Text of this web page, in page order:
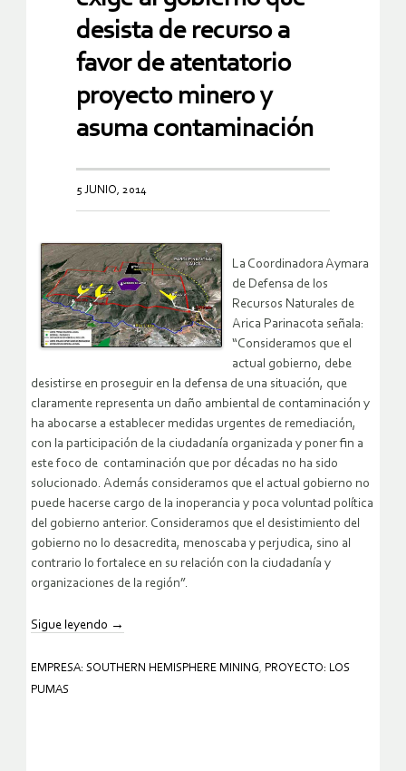
desista de recurso a
favor de atentatorio
proyecto minero y
asuma contaminación
5 JUNIO, 2014
La Coordinadora Aymara
de Defensa de los
Recursos Naturales de
Arica Parinacota señala:
“Consideramos que el
actual gobierno, debe
desistirse en proseguir en la defensa de una situación, que
claramente representa un daño ambiental de contaminación y
ha abocarse a establecer medidas urgentes de remediación,
con la participación de la ciudadanía organizada y poner fin a
este foco de contaminación que por décadas no ha sido
solucionado. Además consideramos que el actual gobierno no
puede hacerse cargo de la inoperancia y poca voluntad política
del gobierno anterior. Consideramos que el desistimiento del
gobierno no lo desacredita, menoscaba y perjudica, sino al
contrario lo fortalece en su relación con la ciudadanía y
organizaciones de la región”.
Sigue leyendo →
EMPRESA: SOUTHERN HEMISPHERE MINING, PROYECTO: LOS
PUMAS